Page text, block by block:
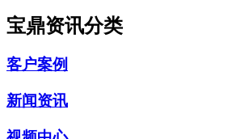
宝鼎资讯分类
客户案例
新闻资讯